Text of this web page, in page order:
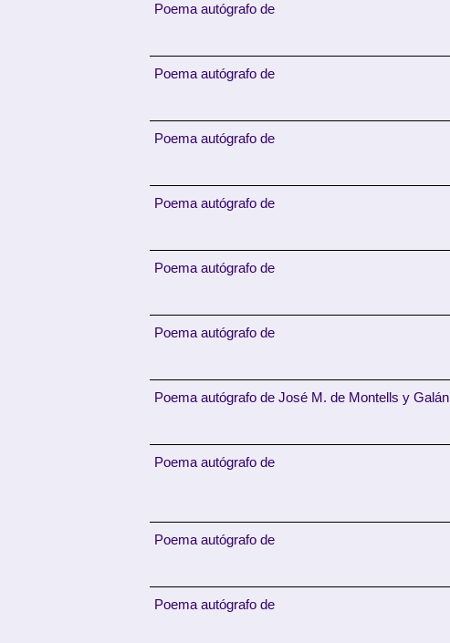
Poema autógrafo de
Poema autógrafo de
Poema autógrafo de
Poema autógrafo de
Poema autógrafo de
Poema autógrafo de
Poema autógrafo de José M. de Montells y Galán
Poema autógrafo de
Poema autógrafo de
Poema autógrafo de